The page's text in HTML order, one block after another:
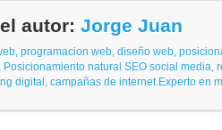
autor: Jorge Juan
programacion web, diseño web,
Posicionamiento natural SEO social media,
digital, campañas de internet.Experto en